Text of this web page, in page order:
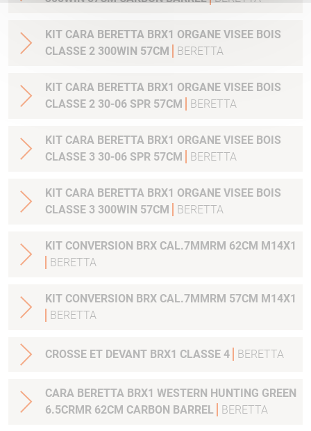
KIT CARA BERETTA BRX1 ORGANE VISEE BOIS
CLASSE 2 300WIN 57CM
BERETTA
KIT CARA BERETTA BRX1 ORGANE VISEE BOIS
CLASSE 2 30-06 SPR 57CM
BERETTA
KIT CARA BERETTA BRX1 ORGANE VISEE BOIS
CLASSE 3 30-06 SPR 57CM
BERETTA
KIT CARA BERETTA BRX1 ORGANE VISEE BOIS
CLASSE 3 300WIN 57CM
BERETTA
KIT CONVERSION BRX CAL.7MMRM 62CM M14X1
BERETTA
KIT CONVERSION BRX CAL.7MMRM 57CM M14X1
BERETTA
CROSSE ET DEVANT BRX1 CLASSE 4 BERETTA
CARA BERETTA BRX1 WESTERN HUNTING GREEN
6.5CRMR 62CM CARBON BARREL
BERETTA